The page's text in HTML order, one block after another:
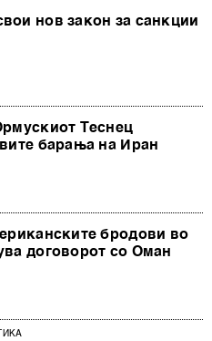
нов закон за санкции
Теснец
барања на Иран
бродови во
договорот со Оман